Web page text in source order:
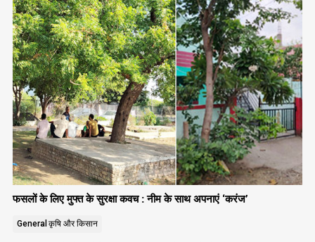
फसलों के लिए मुफ्त के सुरक्षा कवच : नीम के साथ अपनाएं ‘करंज’
General कृषि और किसान